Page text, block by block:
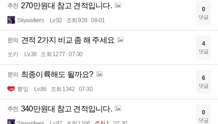
추천 270만원대 참고 견적입니다.
Skywalkers Lv.92 조회 928 08-01
0
댓글
문의 견적 2가지 비교 좀 해 주세요
쏘카 Lv.38 조회 1277 07-30
4
댓글
문의 최종이륙해도 될까요?
뽕잎 Lv.86 조회 1342 07-30
6
댓글
추천 340만원대 참고 견적입니다. 0
댓글